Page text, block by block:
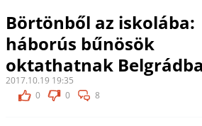
Börtönből az iskolába:
háborús bűnösök
oktathatnak
2017.10.19 19:35
0
0 8